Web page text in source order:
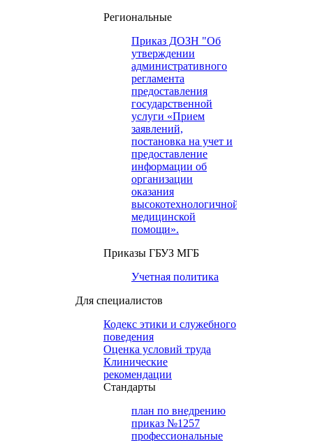
Региональные
Приказ ДОЗН "Об
утверждении
административного
регламента
предоставления
государственной
услуги «Прием
заявлений,
постановка на учет и
предоставление
информации об
организации
оказания
высокотехнологичной
медицинской
помощи».
Приказы ГБУЗ МГБ
Учетная политика
Для специалистов
Кодекс этики и служебного
поведения
Оценка условий труда
Клинические
рекомендации
Cтандарты
план по внедрению
приказ №1257
профессиональные